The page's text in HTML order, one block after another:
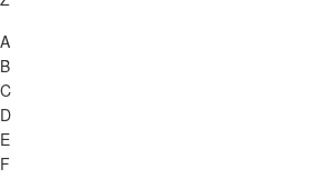
A
B
C
D
E
F